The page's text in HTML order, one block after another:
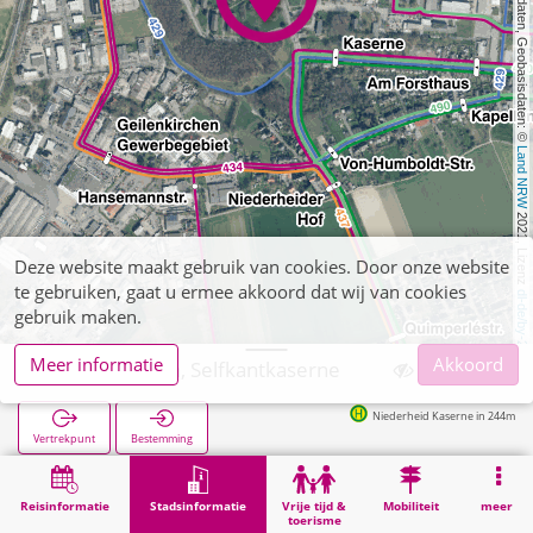
, Kartendaten, Geobasisdaten: ©
Land NRW
2021, Lizenz
dl-de/by-2-0
Reisinformatie Stadsinformatie
Vrije tijd &
toerisme
Mobiliteit meer
Geilenkirchen, Selfkantkaserne
Vertrekpunt Bestemming
Niederheid Kaserne in 244m
Stadsinformatie Administratie Geilenkirchen, Selfkantkaserne
Deze website maakt gebruik van cookies. Door onze website
te gebruiken, gaat u ermee akkoord dat wij van cookies
gebruik maken.
Meer informatie
Akkoord